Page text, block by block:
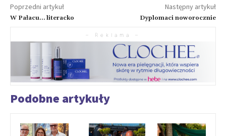
Poprzedni artykuł
W Pałacu… literacko
Następny artykuł
Dyplomaci noworocznie
– Reklama –
Podobne artykuły